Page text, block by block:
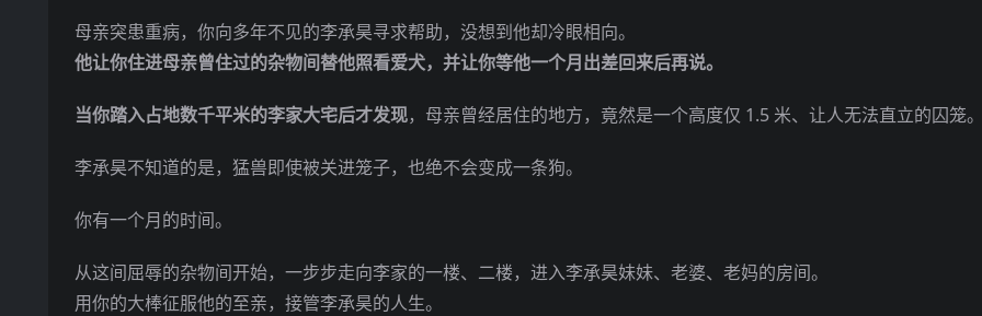
母亲突患重病，你向多年不见的李承昊寻求帮助，没想到他却冷眼相向。
他让你住进母亲曾住过的杂物间替他照看爱犬，并让你等他一个月出差回来后再说。
当你踏入占地数千平米的李家大宅后才发现，母亲曾经居住的地方，竟然是一个高度仅 1.5 米、让人无法直立的囚笼
李承昊不知道的是，猛兽即使被关进笼子，也绝不会变成一条狗。
你有一个月的时间。
从这间屈辱的杂物间开始，一步步走向李家的一楼、二楼，进入李承昊妹妹、老婆、老妈的房间。
用你的大棒征服他的至亲，接管李承昊的人生。